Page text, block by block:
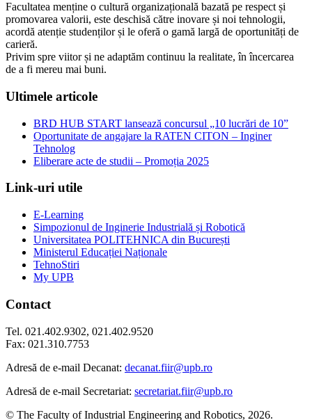
Facultatea menține o cultură organizațională bazată pe respect și
promovarea valorii, este deschisă către inovare și noi tehnologii,
acordă atenție studenților și le oferă o gamă largă de oportunități de
carieră.
Privim spre viitor și ne adaptăm continuu la realitate, în încercarea
de a fi mereu mai buni.
Ultimele articole
BRD HUB START lansează concursul „10 lucrări de 10”
Oportunitate de angajare la RATEN CITON – Inginer
Tehnolog
Eliberare acte de studii – Promoția 2025
Link-uri utile
E-Learning
Simpozionul de Inginerie Industrială și Robotică
Universitatea POLITEHNICA din București
Ministerul Educației Naționale
TehnoStiri
My UPB
Contact
Tel. 021.402.9302, 021.402.9520
Fax: 021.310.7753
Adresă de e-mail Decanat: decanat.fiir@upb.ro
Adresă de e-mail Secretariat: secretariat.fiir@upb.ro
© The Faculty of Industrial Engineering and Robotics, 2026.